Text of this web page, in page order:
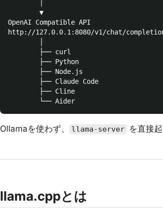
        ▼
OpenAI Compatible API
http://127.0.0.1:8080/v1/chat/
        ├── curl
        ├── Python
        ├── Node.js
        ├── Claude Code
        ├── Cline
Ollamaを使わず、 llama-server を直接
llama.cppとは